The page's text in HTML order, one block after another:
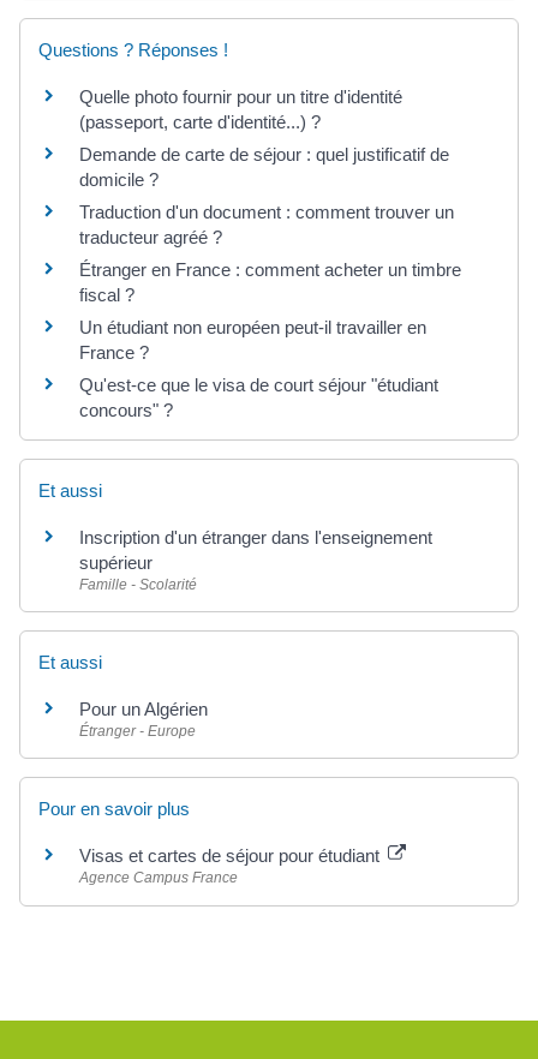
Questions ? Réponses !
Quelle photo fournir pour un titre d'identité
(passeport, carte d'identité...) ?
Demande de carte de séjour : quel justificatif de
domicile ?
Traduction d'un document : comment trouver un
traducteur agréé ?
Étranger en France : comment acheter un timbre
fiscal ?
Un étudiant non européen peut-il travailler en
France ?
Qu'est-ce que le visa de court séjour "étudiant
concours" ?
Et aussi
Inscription d'un étranger dans l'enseignement
supérieur
Famille - Scolarité
Et aussi
Pour un Algérien
Étranger - Europe
Pour en savoir plus
Visas et cartes de séjour pour étudiant
Agence Campus France